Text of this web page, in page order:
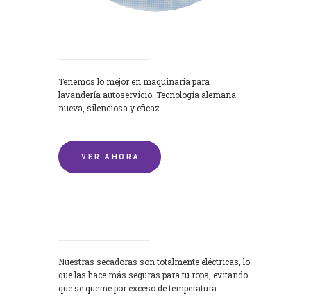
Tenemos lo mejor en maquinaria para
lavandería autoservicio. Tecnología alemana
nueva, silenciosa y eficaz.
VER AHORA
Nuestras secadoras son totalmente eléctricas, lo
que las hace más seguras para tu ropa, evitando
que se queme por exceso de temperatura.